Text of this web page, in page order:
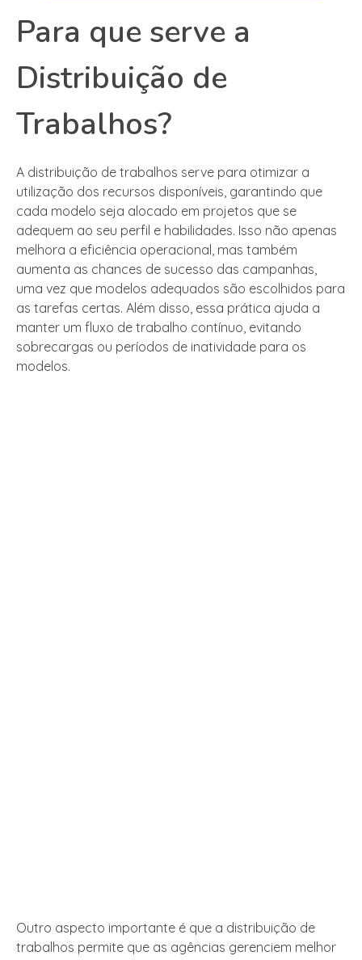
Para que serve a
Distribuição de
Trabalhos?
A distribuição de trabalhos serve para otimizar a
utilização dos recursos disponíveis, garantindo que
cada modelo seja alocado em projetos que se
adequem ao seu perfil e habilidades. Isso não apenas
melhora a eficiência operacional, mas também
aumenta as chances de sucesso das campanhas,
uma vez que modelos adequados são escolhidos para
as tarefas certas. Além disso, essa prática ajuda a
manter um fluxo de trabalho contínuo, evitando
sobrecargas ou períodos de inatividade para os
modelos.
Outro aspecto importante é que a distribuição de
trabalhos permite que as agências gerenciem melhor